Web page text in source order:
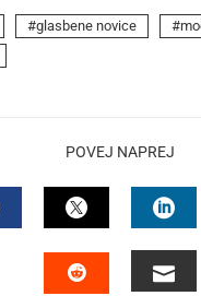
glasbene novice
POVEJ NAPREJ
FACEBOOKTWITTER